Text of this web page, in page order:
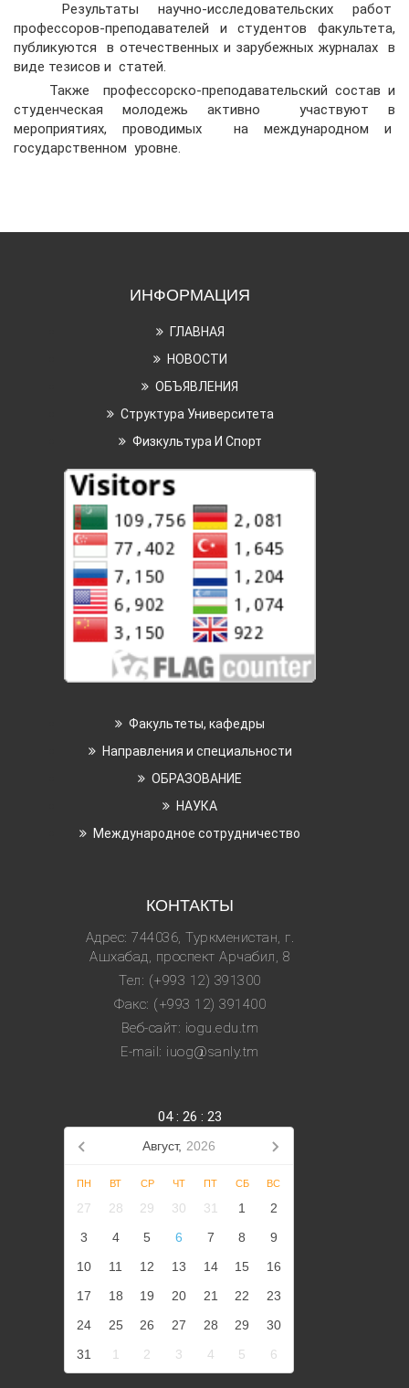
Результаты научно-исследовательских работ
профессоров-преподавателей и студентов факультета,
публикуются в отечественных и зарубежных журналах в
виде тезисов и статей.
Также профессорско-преподавательский состав и
студенческая молодежь активно участвуют в
мероприятиях, проводимых на международном и
государственном уровне.
ИНФОРМАЦИЯ
ГЛАВНАЯ
НОВОСТИ
ОБЪЯВЛЕНИЯ
Структура Университета
Физкультура И Спорт
Факультеты, кафедры
Направления и специальности
ОБРАЗОВАНИЕ
НАУКА
Международное сотрудничество
КОНТАКТЫ
Адрес: 744036, Туркменистан, г.
Ашхабад, проспект Арчабил, 8
Тел: (+993 12) 391300
Факс: (+993 12) 391400
Веб-сайт: iogu.edu.tm
E-mail: iuog@sanly.tm
04: 26 : 24
Август, 2026
ПН ВТ СР ЧТ ПТ СБ ВС
27 28 29 30 31 1
2
3
4 5 6 7 8
9
10
11 12 13 14 15
16
17
18 19 20 21 22
23
24
25 26 27 28 29
30
31
1 2 3 4 5 6